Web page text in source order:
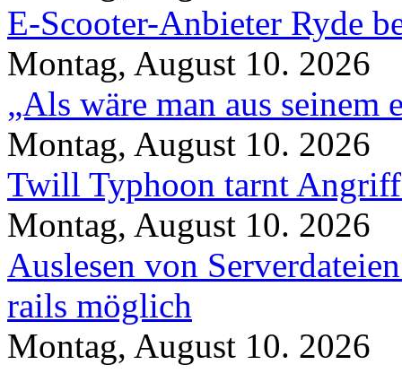
E-Scooter-Anbieter Ryde
Montag, August 10. 2026
„Als wäre man aus seinem
Montag, August 10. 2026
Twill Typhoon tarnt
Montag, August 10. 2026
Auslesen von
rails möglich
Montag, August 10. 2026